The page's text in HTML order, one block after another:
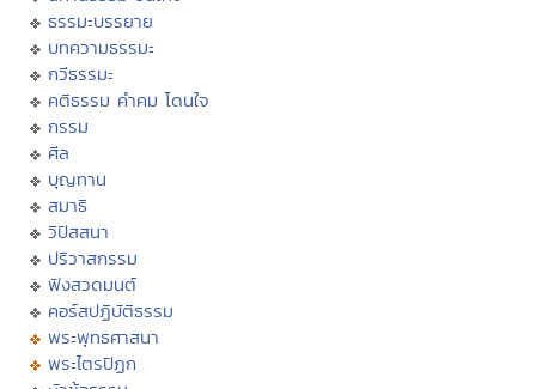
ธรรมะบรรยาย
บทความธรรมะ
กวีธรรมะ
คติธรรม คำคม โดนใจ
กรรม
ศีล
บุญทาน
สมาธิ
วิปัสสนา
ปริวาสกรรม
ฟังสวดมนต์
คอร์สปฏิบัติธรรม
พระพุทธศาสนา
พระไตรปิฏก